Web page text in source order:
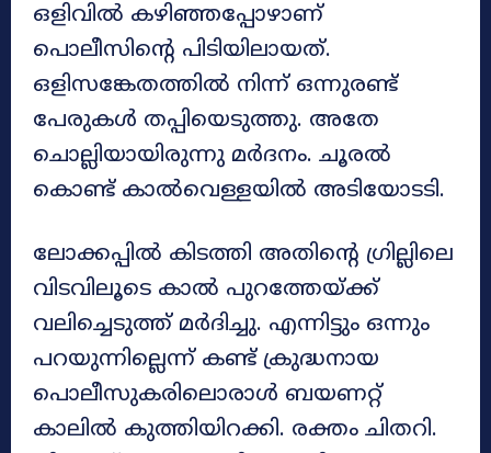
ഒളിവിൽ കഴിഞ്ഞപ്പോഴാണ്
പൊലീസിന്‍റെ പിടിയിലായത്.
ഒളിസങ്കേതത്തിൽ നിന്ന് ഒന്നുരണ്ട്
പേരുകൾ തപ്പിയെടുത്തു. അതേ
ചൊല്ലിയായിരുന്നു മർദനം. ചൂരൽ
കൊണ്ട് കാൽവെള്ളയിൽ അടിയോടടി.
ലോക്കപ്പിൽ കിടത്തി അതിന്‍റെ ഗ്രില്ലിലെ
വിടവിലൂടെ കാൽ പുറത്തേയ്ക്ക്
വലിച്ചെടുത്ത് മർദിച്ചു. എന്നിട്ടും ഒന്നും
പറയുന്നില്ലെന്ന് കണ്ട് ക്രുദ്ധനായ
പൊലീസുകരിലൊരാൾ ബയണറ്റ്
കാലിൽ കുത്തിയിറക്കി. രക്തം ചിതറി.